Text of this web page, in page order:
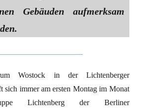
Gebäuden aufmerksam
Wostock in der Lichtenberger
sich immer am ersten Montag im Monat
Lichtenberg der Berliner